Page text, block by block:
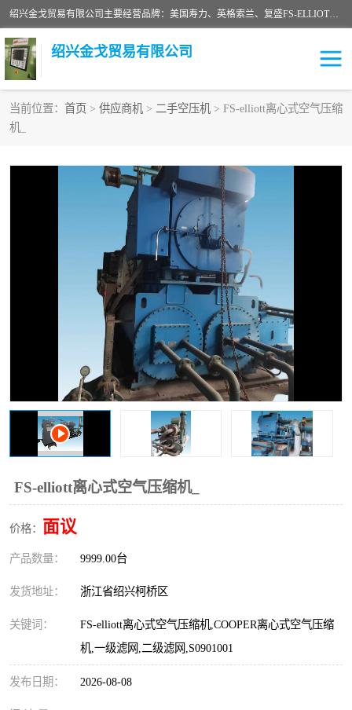
绍兴金戈贸易有限公司主要经营品牌：美国寿力、英格索兰、复盛FS-ELLIOTT，库伯COOPER、阿特拉斯等品牌空压机及配件销售；承接全厂空气压缩机管理、维护保养；节能改造；气体干燥机销售、维护、维修、保养。销售各种品牌空压机空气滤芯、油滤芯、油气分离器；精密过滤器滤芯；除油雾滤芯；抽真空滤芯，消音器，疏水器。劳务承接：全厂空压机维修保养工程，安装工程；移机或汰换工程；节能改造工程等。
绍兴金戈贸易有限公司
当前位置： 首页 > 供应商机 > 二手空压机 > FS-elliott离心式空气压缩
机_
FS-elliott离心式空气压缩机_
价格： 面议
产品数量： 9999.00台
发货地址： 浙江省绍兴柯桥区
关键词：
FS-elliott离心式空气压缩机,COOPER离心式空气压缩
机,一级滤网,二级滤网,S0901001
发布日期： 2026-08-08
二手空压机
英格索兰配件
闽台富源特种陶瓷
美国寿力空压机零部件 英格索兰离心机空滤芯
英格索兰COOPER离心机 库伯卡麦隆离心机零件
离心式压缩机高速转子组
复盛离心机零件 中冷耐高温气侧密封胶垫
空气过滤器 阿特拉斯
冷却器 复盛FS-elliott离心机零件
CAMERON空压机维修